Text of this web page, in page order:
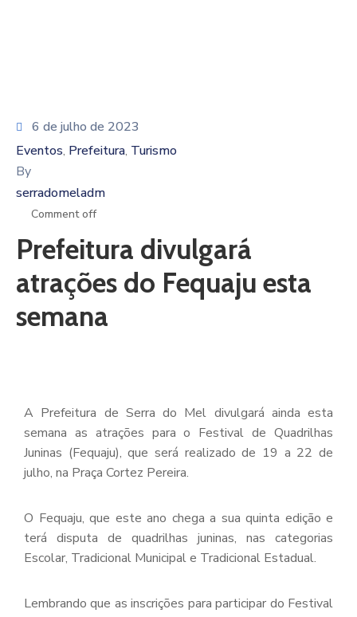
6 de julho de 2023
Eventos‚ Prefeitura‚ Turismo
By
serradomeladm
Comment off
Prefeitura divulgará
atrações do Fequaju esta
semana
A Prefeitura de Serra do Mel divulgará ainda esta
semana as atrações para o Festival de Quadrilhas
Juninas (Fequaju), que será realizado de 19 a 22 de
julho, na Praça Cortez Pereira.
O Fequaju, que este ano chega a sua quinta edição e
terá disputa de quadrilhas juninas, nas categorias
Escolar, Tradicional Municipal e Tradicional Estadual.
Lembrando que as inscrições para participar do Festival